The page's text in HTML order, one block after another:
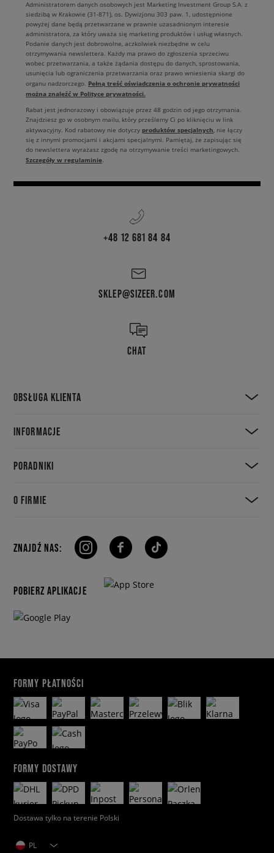
Administratorem danych osobowych jest Marketing Investment Group S.A. z
siedzibą w Krakowie (31-871), os. Dywizjonu 303 paw. 1, udostępnione
powyżej dane będą przetwarzane w prawnie uzasadnionym interesie
administratora, za który uważa się marketing produktów i usług własnych.
Podanie danych jest dobrowolne, aczkolwiek niezbędne w celu
otrzymywania newslettera. Każdy ma prawo do zgłoszenia sprzeciwu
wobec przetwarzania, a także żądania dostępu do danych, sprostowania,
usunięcia lub ograniczenia przetwarzania oraz prawo wniesienia skargi do
organu nadzorczego. Pełną treść oświadczenia o ochronie prywatności
można znaleźć w Polityce prywatności.
Rabat jest jednorazowy i obowiązuje przez 48 godzin od jego otrzymania.
Znajdziesz go w osobnym mailu, który prześlemy Ci po kliknięciu w link
aktywacyjny. Kod rabatowy nie dotyczy produktów specjalnych, nie łączy
się z innymi promocjami i akcjami specjalnymi. Pamiętaj, że zapisując się
do newslettera wyrażasz zgodę na otrzymywanie treści marketingowych.
Szczegóły w regulaminie.
+48 12 681 84 84
SKLEP@SIZEER.COM
CHAT
OBSŁUGA KLIENTA
INFORMACJE
PORADNIKI
O FIRMIE
ZNAJDŹ NAS:
POBIERZ APLIKACJE
FORMY PŁATNOŚCI
FORMY DOSTAWY
Dostawa tylko na terenie Polski
PL